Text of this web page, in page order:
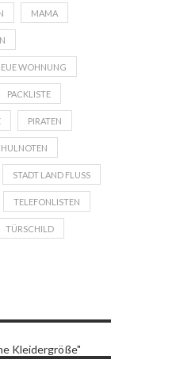
MAMA
WOHNUNG
PACKLISTE
PIRATEN
STADT LAND FLUSS
TELEFONLISTEN
TÜRSCHILD
Kleidergröße"